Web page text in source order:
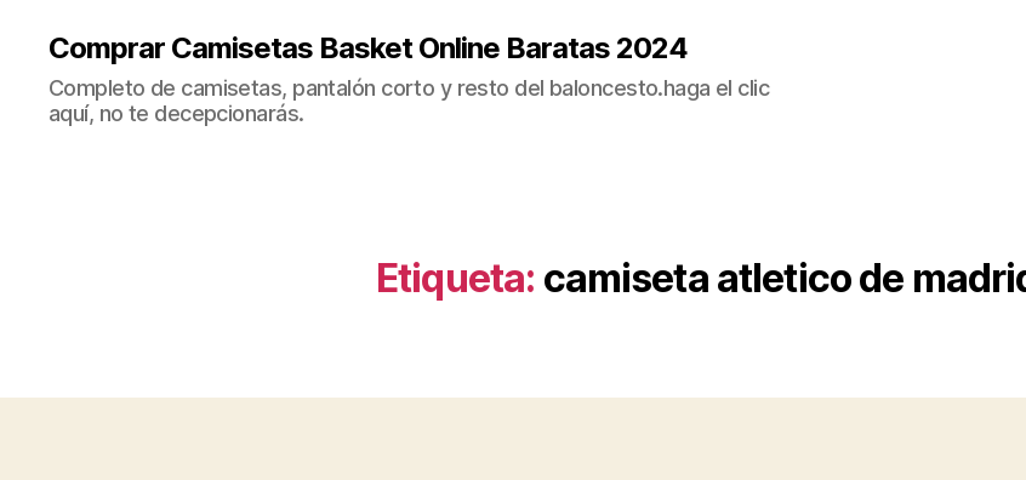
Comprar Camisetas Basket Online Baratas 2024
Completo de camisetas, pantalón corto y resto del baloncesto.haga el clic
aquí, no te decepcionarás.
Etiqueta: camiseta atletico de